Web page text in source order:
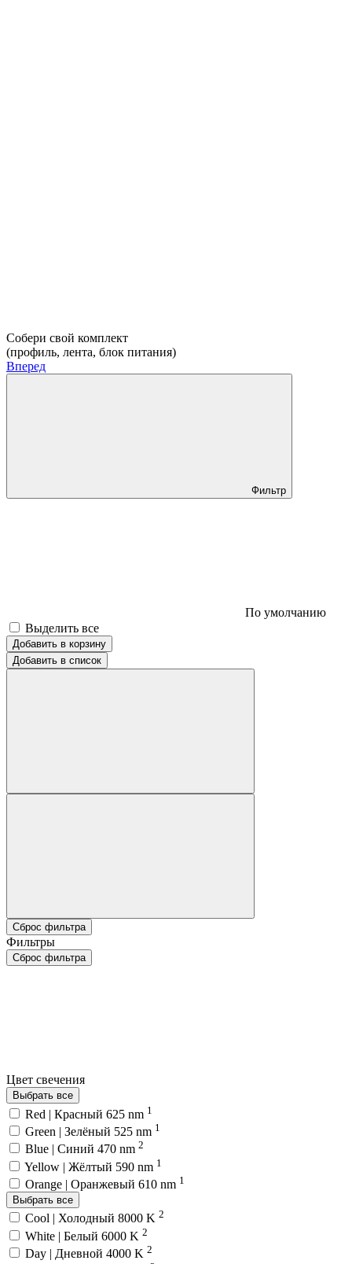
Собери свой комплект
(профиль, лента, блок питания)
Вперед
Фильтр
По умолчанию
Выделить все
Добавить в корзину
Добавить в список
Сброс фильтра
Фильтры
Сброс фильтра
Цвет свечения
Выбрать все
Red | Красный 625 nm 1
Green | Зелёный 525 nm 1
Blue | Синий 470 nm 2
Yellow | Жёлтый 590 nm 1
Orange | Оранжевый 610 nm 1
Выбрать все
Cool | Холодный 8000 K 2
White | Белый 6000 K 2
Day | Дневной 4000 K 2